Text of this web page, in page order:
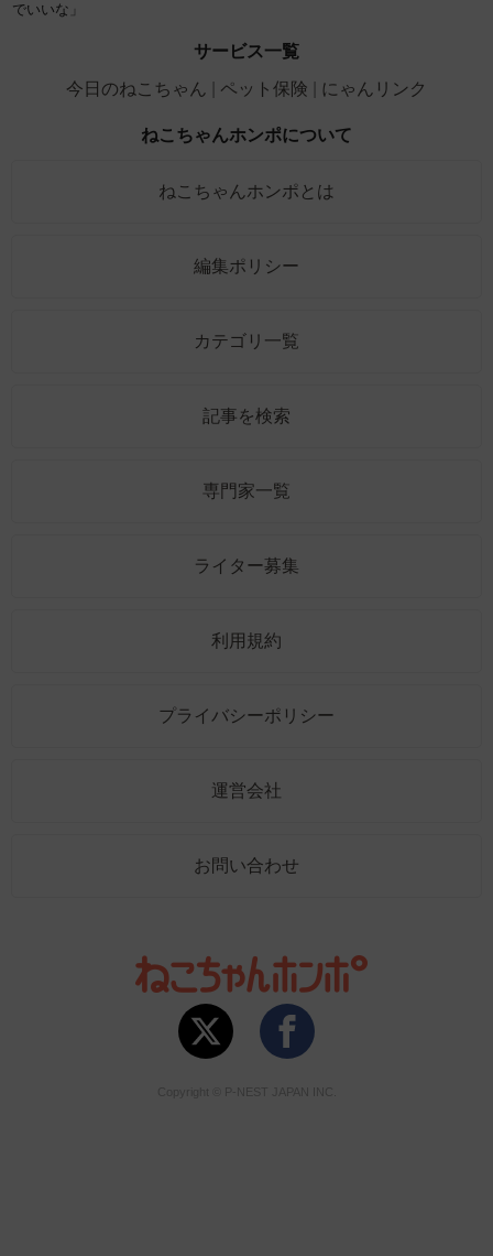
でいいな」
サービス一覧
今日のねこちゃん
ペット保険 にゃんリンク
ねこちゃんホンポについて
ねこちゃんホンポとは
編集ポリシー
カテゴリ一覧
記事を検索
専門家一覧
ライター募集
利用規約
プライバシーポリシー
運営会社
お問い合わせ
Copyright © P-NEST JAPAN INC.